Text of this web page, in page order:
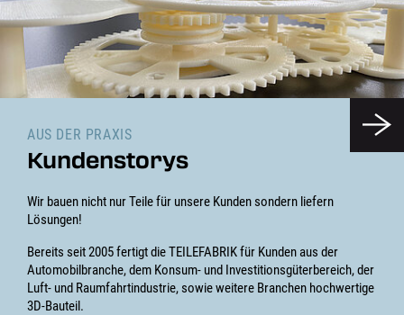
AUS DER PRAXIS
Kundenstorys
Wir bauen nicht nur Teile für unsere Kunden sondern liefern
Lösungen!
Bereits seit 2005 fertigt die TEILEFABRIK für Kunden aus der
Automobilbranche, dem Konsum- und Investitionsgüterbereich, der
Luft- und Raumfahrtindustrie, sowie weitere Branchen hochwertige
3D-Bauteil.